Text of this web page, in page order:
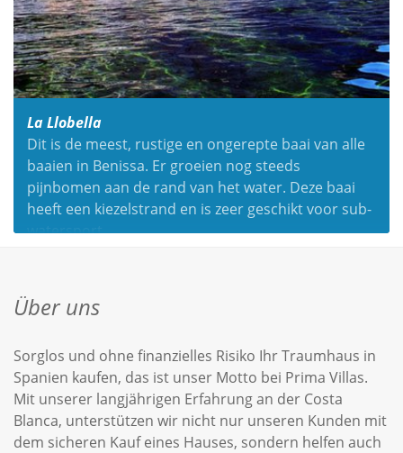
La Llobella
Dit is de meest, rustige en ongerepte baai van alle
baaien in Benissa. Er groeien nog steeds
pijnbomen aan de rand van het water. Deze baai
heeft een kiezelstrand en is zeer geschikt voor sub-
watersport.
Über uns
Sorglos und ohne finanzielles Risiko Ihr Traumhaus in
Spanien kaufen, das ist unser Motto bei Prima Villas.
Mit unserer langjährigen Erfahrung an der Costa
Blanca, unterstützen wir nicht nur unseren Kunden mit
dem sicheren Kauf eines Hauses, sondern helfen auch